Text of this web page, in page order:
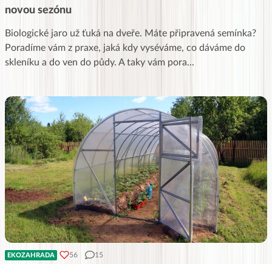
novou sezónu
Biologické jaro už ťuká na dveře. Máte připravená semínka?
Poradíme vám z praxe, jaká kdy vyséváme, co dáváme do
skleníku a do ven do půdy. A taky vám pora...
EKOZAHRADA 56 15